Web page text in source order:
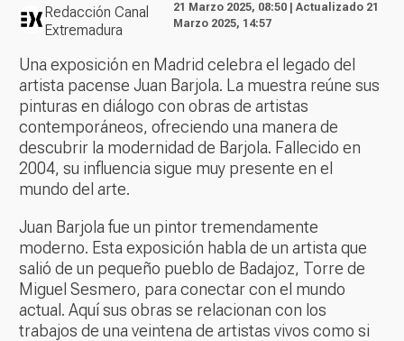
Redacción Canal
Extremadura
21 Marzo 2025, 08:50 | Actualizado 21
Marzo 2025, 14:57
Una exposición en Madrid celebra el legado del
artista pacense Juan Barjola. La muestra reúne sus
pinturas en diálogo con obras de artistas
contemporáneos, ofreciendo una manera de
descubrir la modernidad de Barjola. Fallecido en
2004, su influencia sigue muy presente en el
mundo del arte.
Juan Barjola fue un pintor tremendamente
moderno. Esta exposición habla de un artista que
salió de un pequeño pueblo de Badajoz, Torre de
Miguel Sesmero, para conectar con el mundo
actual. Aquí sus obras se relacionan con los
trabajos de una veintena de artistas vivos como si